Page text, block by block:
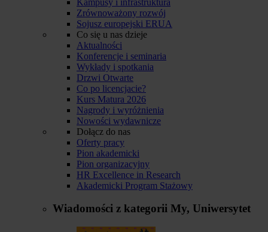
Zrównoważony rozwój
Sojusz europejski ERUA
Co się u nas dzieje
Aktualności
Konferencje i seminaria
Wykłady i spotkania
Drzwi Otwarte
Co po licencjacie?
Kurs Matura 2026
Nagrody i wyróżnienia
Nowości wydawnicze
Dołącz do nas
Oferty pracy
Pion akademicki
Pion organizacyjny
HR Excellence in Research
Akademicki Program Stażowy
Wiadomości z kategorii My, Uniwersytet